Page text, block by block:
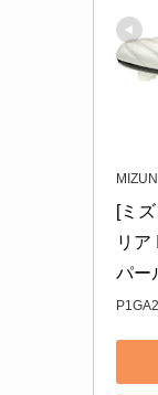
[ミ
リア
パー